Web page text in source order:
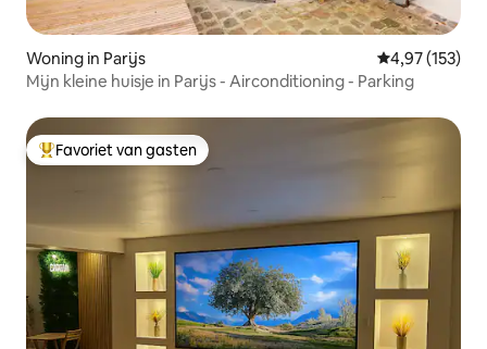
Woning in Parijs Gemiddelde
4,97 (153)
Mijn kleine huisje in Parijs - Airconditioning - Parking
Topfavoriet van gasten
Favoriet van gasten